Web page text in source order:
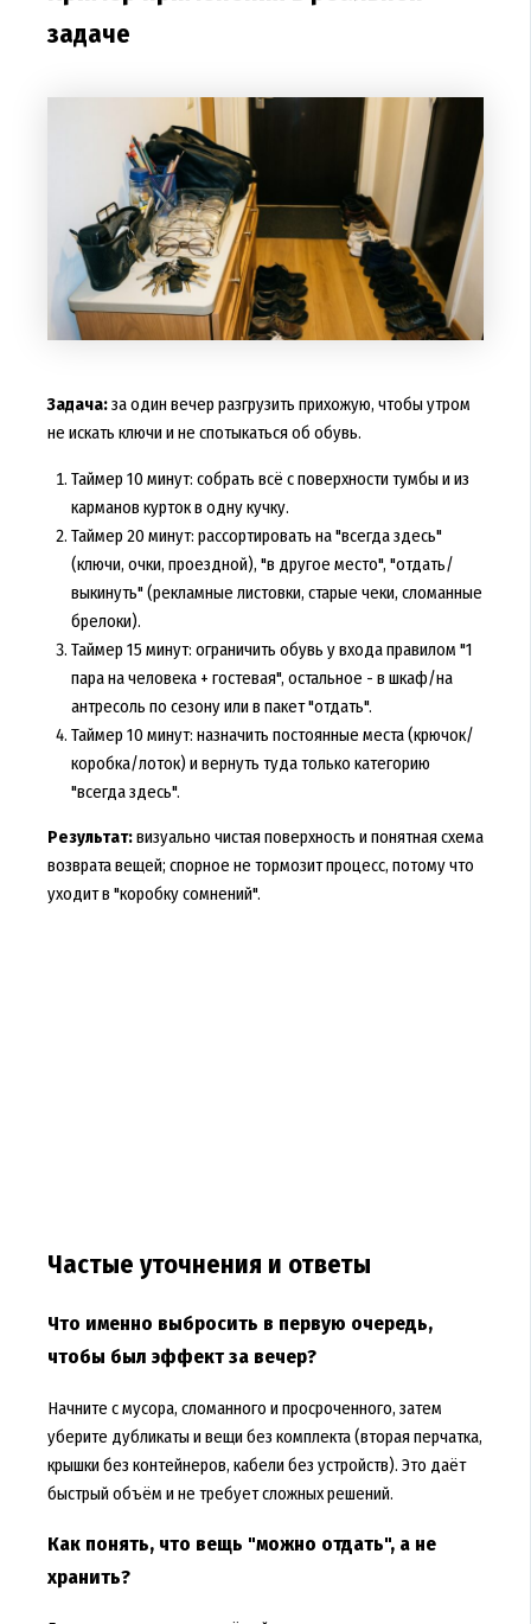
задаче
Задача:за один вечер разгрузить прихожую, чтобы утром
не искать ключи и не спотыкаться об обувь.
Таймер 10 минут: собрать всё с поверхности тумбы и из
карманов курток в одну кучку.
Таймер 20 минут: рассортировать на "всегда здесь"
(ключи, очки, проездной), "в другое место", "отдать/
выкинуть" (рекламные листовки, старые чеки, сломанные
брелоки).
Таймер 15 минут: ограничить обувь у входа правилом "1
пара на человека + гостевая", остальное - в шкаф/на
антресоль по сезону или в пакет "отдать".
Таймер 10 минут: назначить постоянные места (крючок/
коробка/лоток) и вернуть туда только категорию
"всегда здесь".
Результат:визуально чистая поверхность и понятная схема
возврата вещей; спорное не тормозит процесс, потому что
уходит в "коробку сомнений".
Частые уточнения и ответы
Что именно выбросить в первую очередь,
чтобы был эффект за вечер?
Начните с мусора, сломанного и просроченного, затем
уберите дубликаты и вещи без комплекта (вторая перчатка,
крышки без контейнеров, кабели без устройств). Это даёт
быстрый объём и не требует сложных решений.
Как понять, что вещь "можно отдать", а не
хранить?